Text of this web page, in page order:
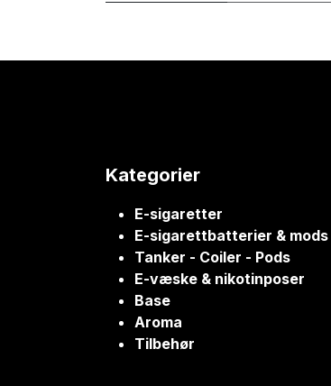
Kategorier
E-sigaretter
E-sigarettbatterier & mods
Tanker - Coiler - Pods
E-væske & nikotinposer
Base
Aroma
Tilbehør